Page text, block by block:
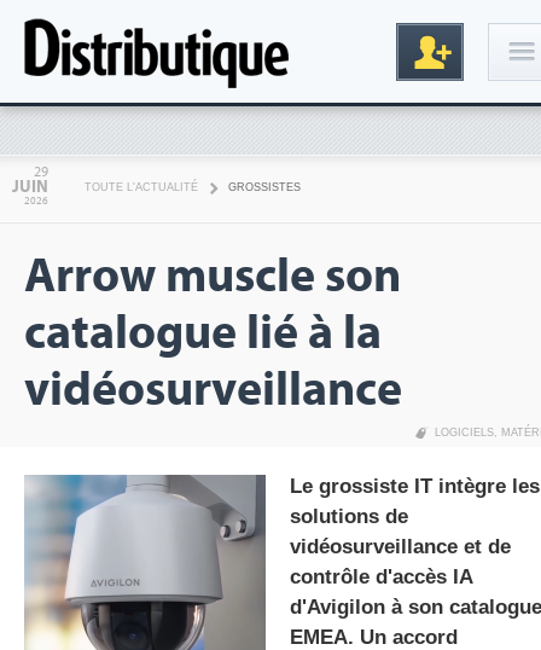
Inscription
gratuite
29
JUIN
2026
TOUTE L'ACTUALITÉ GROSSISTES
Arrow muscle son
catalogue lié à la
vidéosurveillance
LOGICIELS,
Le grossiste IT intègre les
solutions de
vidéosurveillance et de
contrôle d'accès IA
d'Avigilon à son catalogue
EMEA. Un accord